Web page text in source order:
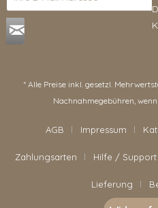
* Alle Preise inkl. gesetzl.
Nachnahmegebühren,
AGB Impressum
Zahlungsarten Hilfe / Support
Lieferung